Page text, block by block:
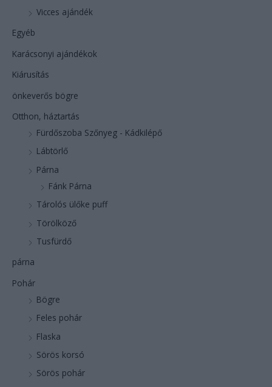
Vicces ajándék
Egyéb
Karácsonyi ajándékok
Kiárusítás
önkeverős bögre
Otthon, háztartás
Fürdőszoba Szőnyeg - Kádkilépő
Lábtörlő
Párna
Fánk Párna
Tárolós ülőke puff
Törölköző
Tusfürdő
párna
Pohár
Bögre
Feles pohár
Flaska
Sörös korsó
Sörös pohár